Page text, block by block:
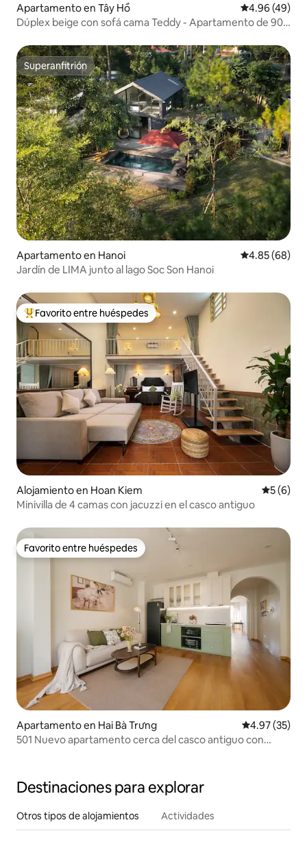
Apartamento en Tây Hồ Calificación
4.96 (49)
Dúplex beige con sofá cama Teddy - Apartamento de 90
Superanfitrión
Superanfitrión
Apartamento en Hanoi Calificación
4.85 (68)
Jardín de LIMA junto al lago Soc Son Hanoi
Favorito entre huéspedes preferido
Favorito entre huéspedes
Alojamiento en Hoan Kiem
5 (6)
Minivilla de 4 camas con jacuzzi en el casco antiguo
Favorito entre huéspedes
Favorito entre huéspedes
Apartamento en Hai Bà Trưng Calificación
4.97 (35)
501 Nuevo apartamento cerca del casco antiguo con
Destinaciones para explorar
Otros tipos de alojamientos Actividades